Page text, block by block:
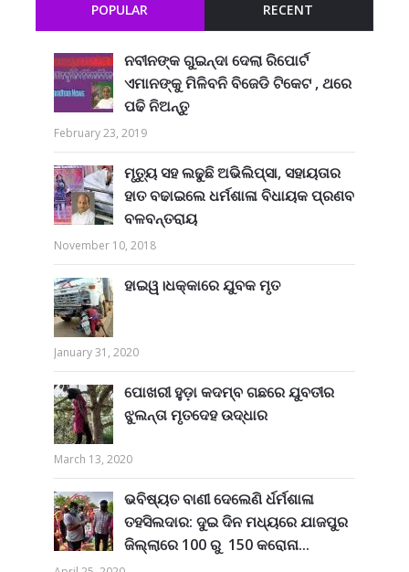
POPULAR RECENT
ନବୀନଙ୍କ ଗୁଇନ୍ଦା ଦେଲା ରିପୋର୍ଟ
ଏମାନଙ୍କୁ ମିଳିବନି ବିଜେଡି ଟିକେଟ , ଥରେ
ପଢି ନିଅନ୍ତୁ
February 23, 2019
ମୃତ୍ୟୁ ସହ ଲଢୁଛି ଅଭିଲିପ୍ସା, ସହାୟତାର
ହାତ ବଢାଇଲେ ଧର୍ମଶାଳା ବିଧାୟକ ପ୍ରଣବ
ବଳବନ୍ତରାୟ
November 10, 2018
ହାଇୱ।ଧକ୍କାରେ ଯୁବକ ମୃତ
January 31, 2020
ପୋଖରୀ ହୁଡ଼ା କଦମ୍ବ ଗଛରେ ଯୁବତୀର
ଝୁଲନ୍ତା ମୃତଦେହ ଉଦ୍ଧାର
March 13, 2020
ଭବିଷ୍ୟତ ବାଣୀ ଦେଲେଣି ର୍ଧର୍ମଶାଳା
ତହସିଲଦାର: ଦୁଇ ଦିନ ମଧ୍ୟରେ ଯାଜପୁର
ଜିଲ୍ଲାରେ 100 ରୁ 150 କରୋନା...